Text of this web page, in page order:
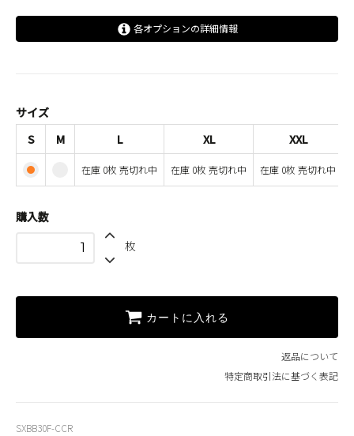
各オプションの詳細情報
SOLD OUT
在庫 0枚 売切れ中
SOLD OUT
在庫 0枚 売切れ中
サイズ
S
M L XL XXL
在庫 0枚 売切れ中 在庫 0枚 売切れ中 在庫 0枚 売切れ中
購入数
枚
カートに入れる
返品について
特定商取引法に基づく表記
SXBB30F-CCR